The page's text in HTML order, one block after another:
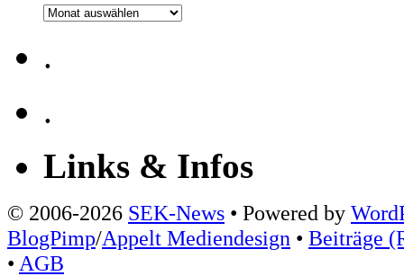
Archiv
.
.
Links & Infos
© 2006-2026 SEK-News • Powered by
BlogPimp/Appelt Mediendesign • Beiträge
• AGB